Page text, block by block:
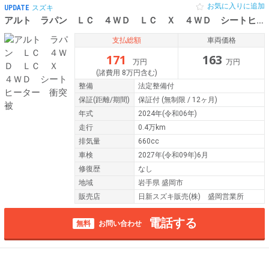
UPDATE スズキ
アルト ラパン ＬＣ ４ＷＤ ＬＣ Ｘ ４ＷＤ シートヒーター 衝突被
お気に入りに追加
支払総額
171
万円
(諸費用 8万円含む)
車両価格
163 万円
整備
法定整備付
保証(距離/期間) 保証付 (無制限 / 12ヶ月)
年式
2024年(令和06年)
走行
0.4万km
排気量
660cc
車検
2027年(令和09年)6月
修復歴
なし
地域
岩手県 盛岡市
販売店
日新スズキ販売(株) 盛岡営業所
無料 お問い合わせ 電話する